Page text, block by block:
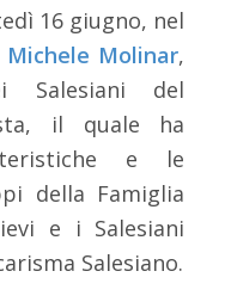
16 giugno, nel
Michele Molinar,
Salesiani del
il quale ha
e le
della Famiglia
e i Salesiani
Salesiano.